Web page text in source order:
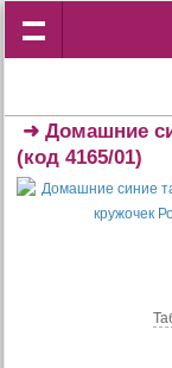
➜Домашние
(код 4165/01)